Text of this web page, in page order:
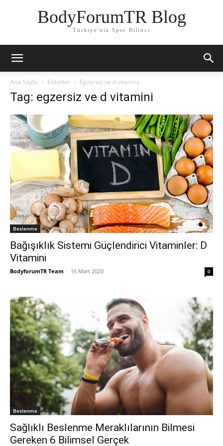
BodyForumTR Blog
Türkiye'nin Spor Bilinci
Ana Sayfa Etiketler Egzersiz ve d vitamini
Tag: egzersiz ve d vitamini
Beslenme
Bağışıklık Sistemi Güçlendirici Vitaminler: D
Vitamini
BodyforumTR Team - 16 Mart 2020 0
Beslenme
Sağlıklı Beslenme Meraklılarının Bilmesi
Gereken 6 Bilimsel Gerçek